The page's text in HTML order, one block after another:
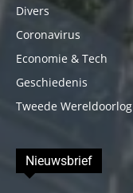
Divers
Coronavirus
Economie & Tech
Geschiedenis
Tweede Wereldoorlog
Nieuwsbrief